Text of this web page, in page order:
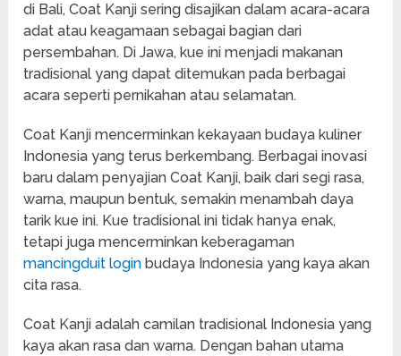
di Bali, Coat Kanji sering disajikan dalam acara-acara
adat atau keagamaan sebagai bagian dari
persembahan. Di Jawa, kue ini menjadi makanan
tradisional yang dapat ditemukan pada berbagai
acara seperti pernikahan atau selamatan.
Coat Kanji mencerminkan kekayaan budaya kuliner
Indonesia yang terus berkembang. Berbagai inovasi
baru dalam penyajian Coat Kanji, baik dari segi rasa,
warna, maupun bentuk, semakin menambah daya
tarik kue ini. Kue tradisional ini tidak hanya enak,
tetapi juga mencerminkan keberagaman
mancingduit login budaya Indonesia yang kaya akan
cita rasa.
Coat Kanji adalah camilan tradisional Indonesia yang
kaya akan rasa dan warna. Dengan bahan utama